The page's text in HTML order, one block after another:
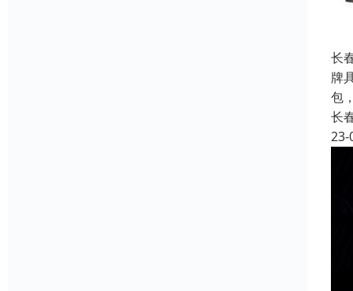
长
牌
包
长
23-